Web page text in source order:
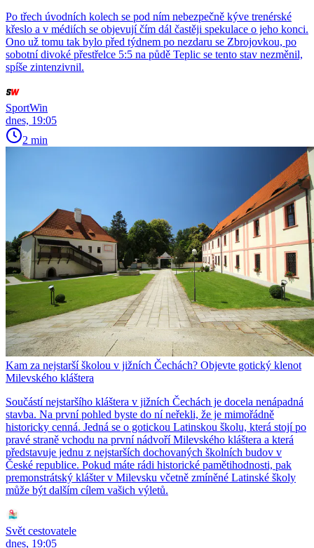
Po třech úvodních kolech se pod ním nebezpečně kýve trenérské
křeslo a v médiích se objevují čím dál častěji spekulace o jeho konci.
Ono už tomu tak bylo před týdnem po nezdaru se Zbrojovkou, po
sobotní divoké přestřelce 5:5 na půdě Teplic se tento stav nezměnil,
spíše zintenzivnil.
SportWin
dnes, 19:05
2 min
Kam za nejstarší školou v jižních Čechách? Objevte gotický klenot
Milevského kláštera
Součástí nejstaršího kláštera v jižních Čechách je docela nenápadná
stavba. Na první pohled byste do ní neřekli, že je mimořádně
historicky cenná. Jedná se o gotickou Latinskou školu, která stojí po
pravé straně vchodu na první nádvoří Milevského kláštera a která
představuje jednu z nejstarších dochovaných školních budov v
České republice. Pokud máte rádi historické pamětihodnosti, pak
premonstrátský klášter v Milevsku včetně zmíněné Latinské školy
může být dalším cílem vašich výletů.
Svět cestovatele
dnes, 19:05